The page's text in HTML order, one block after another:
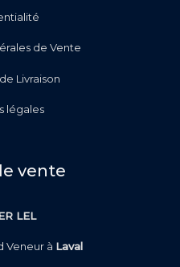
de Vente
Livraison
légales
vente
LEL
Veneur à Laval